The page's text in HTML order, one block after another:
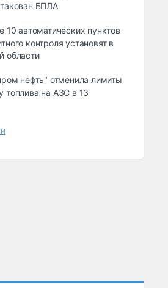
БПЛА
10 автоматических пунктов
контроля установят в
области
нефть" отменила лимиты
топлива на АЗС в 13